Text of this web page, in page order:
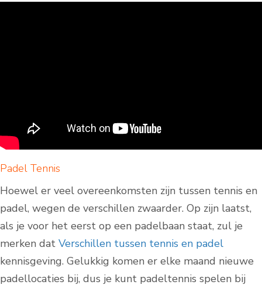
Padel Tennis
Hoewel er veel overeenkomsten zijn tussen tennis en
padel, wegen de verschillen zwaarder. Op zijn laatst,
als je voor het eerst op een padelbaan staat, zul je
merken dat Verschillen tussen tennis en padel
kennisgeving. Gelukkig komen er elke maand nieuwe
padellocaties bij, dus je kunt padeltennis spelen bij